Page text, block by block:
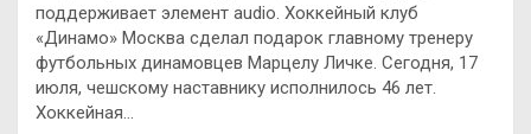
поддерживает элемент audio. Хоккейный клуб
«Динамо» Москва сделал подарок главному тренеру
футбольных динамовцев Марцелу Личке. Сегодня, 17
июля, чешскому наставнику исполнилось 46 лет.
Хоккейная…